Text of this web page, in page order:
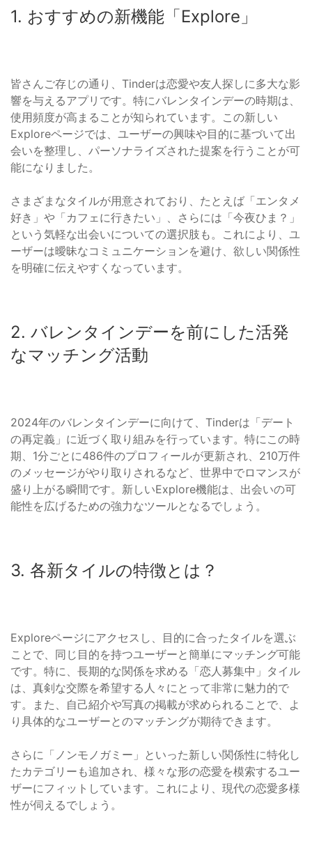
1. おすすめの新機能「Explore」
皆さんご存じの通り、Tinderは恋愛や友人探しに多大な影
響を与えるアプリです。特にバレンタインデーの時期は、
使用頻度が高まることが知られています。この新しい
Exploreページでは、ユーザーの興味や目的に基づいて出
会いを整理し、パーソナライズされた提案を行うことが可
能になりました。
さまざまなタイルが用意されており、たとえば「エンタメ
好き」や「カフェに行きたい」、さらには「今夜ひま？」
という気軽な出会いについての選択肢も。これにより、ユ
ーザーは曖昧なコミュニケーションを避け、欲しい関係性
を明確に伝えやすくなっています。
2. バレンタインデーを前にした活発
なマッチング活動
2024年のバレンタインデーに向けて、Tinderは「デート
の再定義」に近づく取り組みを行っています。特にこの時
期、1分ごとに486件のプロフィールが更新され、210万件
のメッセージがやり取りされるなど、世界中でロマンスが
盛り上がる瞬間です。新しいExplore機能は、出会いの可
能性を広げるための強力なツールとなるでしょう。
3. 各新タイルの特徴とは？
Exploreページにアクセスし、目的に合ったタイルを選ぶ
ことで、同じ目的を持つユーザーと簡単にマッチング可能
です。特に、長期的な関係を求める「恋人募集中」タイル
は、真剣な交際を希望する人々にとって非常に魅力的で
す。また、自己紹介や写真の掲載が求められることで、よ
り具体的なユーザーとのマッチングが期待できます。
さらに「ノンモノガミー」といった新しい関係性に特化し
たカテゴリーも追加され、様々な形の恋愛を模索するユー
ザーにフィットしています。これにより、現代の恋愛多様
性が伺えるでしょう。